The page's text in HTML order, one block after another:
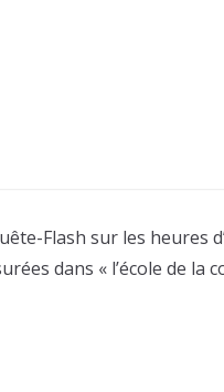
Flash sur les heures
dans « l’école de la